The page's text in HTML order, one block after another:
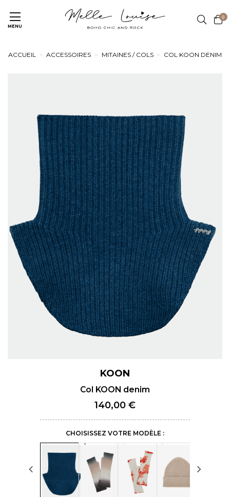
MENU
0
ACCUEIL ACCESSOIRES MITAINES / COLS COL KOON DENIM
KOON
Col KOON denim
140,00 €
CHOISISSEZ VOTRE MODÈLE :